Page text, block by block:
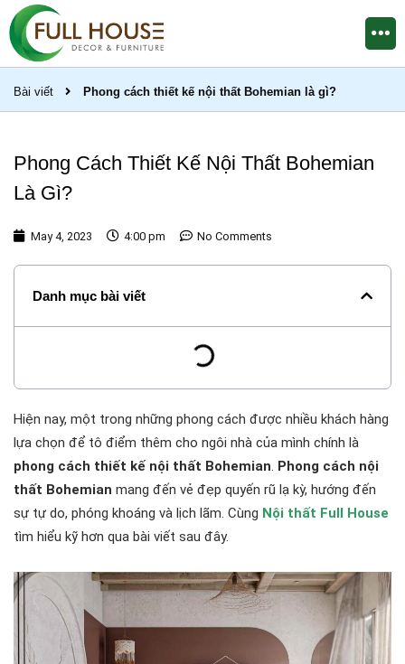
Bài viết Phong cách thiết kế nội thất Bohemian là gì?
Phong Cách Thiết Kế Nội Thất Bohemian
Là Gì?
May 4, 2023 4:00 pm No Comments
Danh mục bài viết
Hiện nay, một trong những phong cách được nhiều khách hàng
lựa chọn để tô điểm thêm cho ngôi nhà của mình chính là
phong cách thiết kế nội thất Bohemian. Phong cách nội
thất Bohemian mang đến vẻ đẹp quyến rũ lạ kỳ, hướng đến
sự tự do, phóng khoáng và lịch lãm. Cùng Nội thất Full House
tìm hiểu kỹ hơn qua bài viết sau đây.